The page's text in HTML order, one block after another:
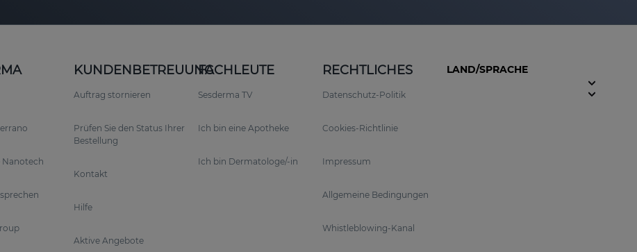
Nanotech
KUNDENBETREUUNG
Auftrag stornieren
Prüfen Sie den Status Ihrer
Bestellung
Kontakt
Hilfe
Aktive Angebote
FACHLEUTE
Sesderma TV
Ich bin eine Apotheke
Ich bin Dermatologe/-in
RECHTLICHES
Datenschutz-Politik
Cookies-Richtlinie
Impressum
Allgemeine Bedingungen
Whistleblowing-Kanal
LAND/SPRACHE